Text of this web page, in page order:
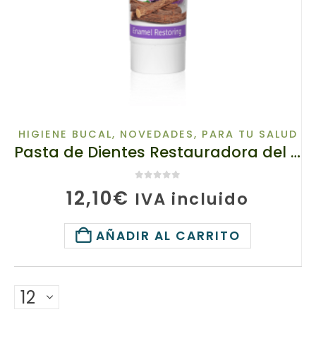
HIGIENE BUCAL, NOVEDADES, PARA TU SALUD
Pasta de Dientes Restauradora del Esmalte basada en Raíz de Escita, 65913-1 TianDe, 80 g, Remineralización natural
12,10€ IVA incluido
AÑADIR AL CARRITO